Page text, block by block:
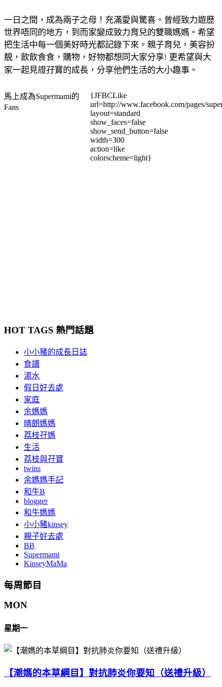
一日之間，成為兩子之母！充滿愛與驚喜。曾經致力遊歷
世界唔同的地方，到而家變成致力育兒的雙職媽媽。希望
把生活中每一個美好時光都記錄下來。親子育兒，美容扮
靚，飲飲食食，購物，好物都想同大家分享! 更希望與大
家一起見證孖寶的成長，分享他們生活的大小趣事。
馬上成為Supermami的
Fans
{JFBCLike
url=http://www.facebook.com/pages/
layout=standard
show_faces=false
show_send_button=false
width=300
action=like
colorscheme=light}
HOT TAGS 熱門話題
小小豬的成長日誌
食譜
湯水
假日好去處
家庭
余媽媽
晴朗媽媽
荔枝孖媽
生活
荔枝與孖寶
twins
余媽媽手記
和牛B
blogger
和牛媽媽
小小豬kinsey
親子好去處
BB
Supermami
KinseyMaMa
每周節目
MON
星期一
【潮媽的本草綱目】對抗肺炎你要知（送禮升級）